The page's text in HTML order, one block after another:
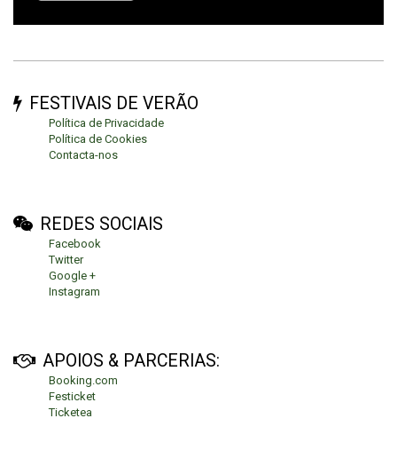
FESTIVAIS DE VERÃO
Política de Privacidade
Política de Cookies
Contacta-nos
REDES SOCIAIS
Facebook
Twitter
Google +
Instagram
APOIOS & PARCERIAS:
Booking.com
Festicket
Ticketea